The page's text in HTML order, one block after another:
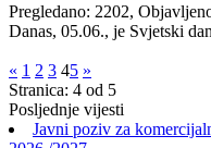
Pregledano: 2202,
Danas, 05.06., je Svjetski
« 1 2 3 45 »
Stranica: 4 od 5
Posljednje vijesti
Javni poziv za